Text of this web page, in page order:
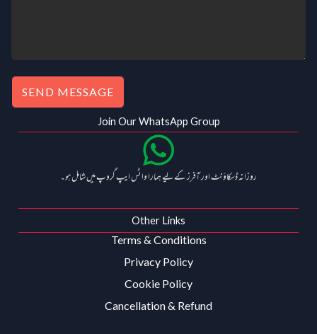
SEND MESSAGE
Join Our WhatsApp Group
روزانہ ڈسکاؤنٹ اور آفرز کے لیے ہمارا واٹس ایپ گروپ میں شامل ہو۔
Other Links
Terms & Conditions
Privacy Policy
Cookie Policy
Cancellation & Refund